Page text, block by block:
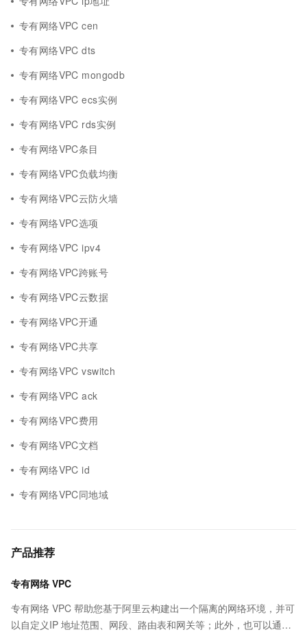
专有网络VPC cen
专有网络VPC dts
专有网络VPC mongodb
专有网络VPC ecs实例
专有网络VPC rds实例
专有网络VPC条目
专有网络VPC负载均衡
专有网络VPC云防火墙
专有网络VPC选项
专有网络VPC ipv4
专有网络VPC跨账号
专有网络VPC云数据
专有网络VPC开通
专有网络VPC共享
专有网络VPC vswitch
专有网络VPC ack
专有网络VPC费用
专有网络VPC文档
专有网络VPC id
专有网络VPC同地域
产品推荐
专有网络 VPC
专有网络 VPC 帮助您基于阿里云构建出一个隔离的网络环境，并可
以自定义IP 地址范围、网段、路由表和网关等；此外，也可以通过